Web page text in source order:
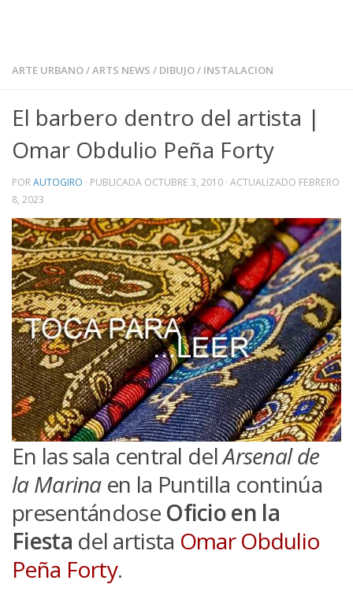
ARTE URBANO/ARTS NEWS / DIBUJO/ INSTALACION
El barbero dentro del artista |
Omar Obdulio Peña Forty
PORAUTOGIRO · PUBLICADA OCTUBRE 3, 2010 · ACTUALIZADO FEBRERO
8, 2023
En las sala central delArsenal de
la Marinaen la Puntilla continúa
presentándose Oficio en la
Fiesta del artista Omar Obdulio
Peña Forty.